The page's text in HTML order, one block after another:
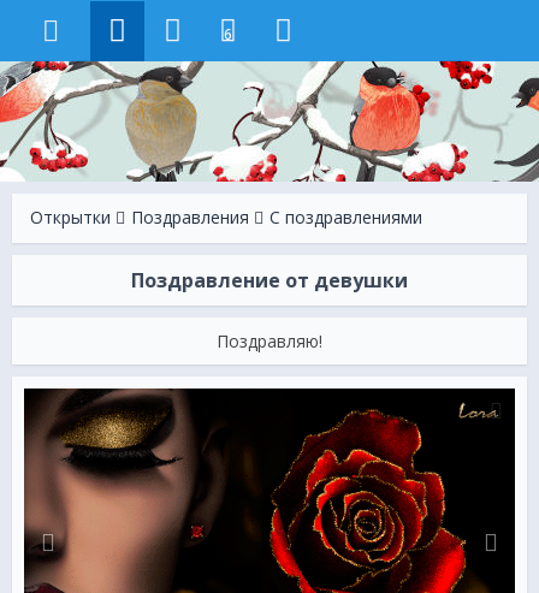
6
Открытки Поздравления С поздравлениями
Поздравление от девушки
Поздравляю!